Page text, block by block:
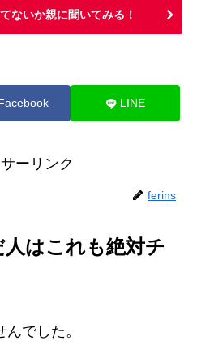
ないか親に聞いてみる！
LINE
ーリンク
ferins
はこれも絶対チ
でした。